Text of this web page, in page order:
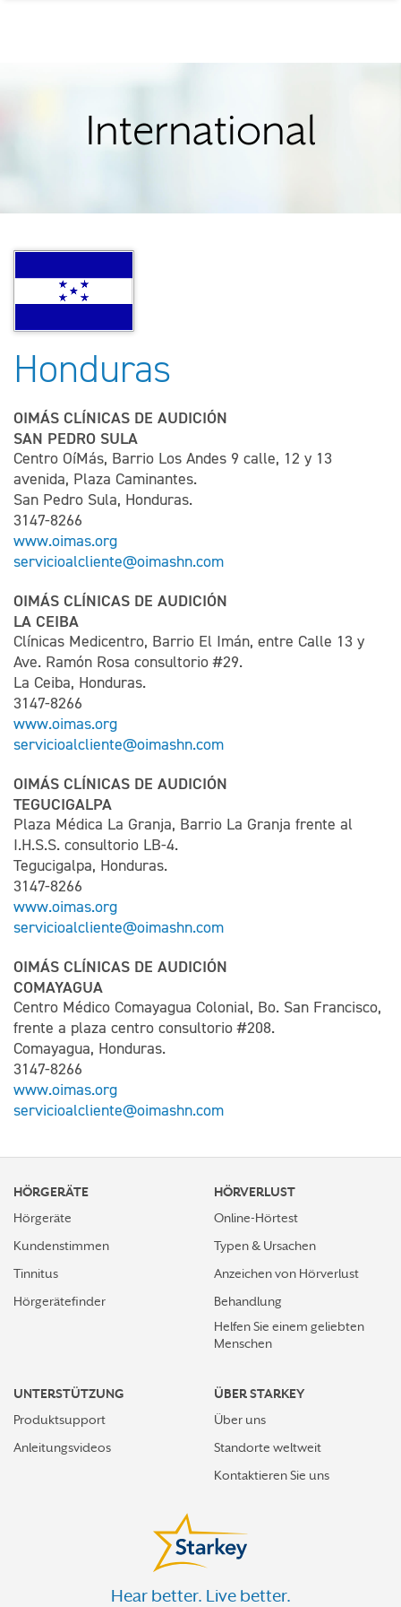
International
Honduras
OIMÁS CLÍNICAS DE AUDICIÓN
SAN PEDRO SULA
Centro OíMás, Barrio Los Andes 9 calle, 12 y 13
avenida, Plaza Caminantes.
San Pedro Sula, Honduras.
3147-8266
www.oimas.org
servicioalcliente@oimashn.com
OIMÁS CLÍNICAS DE AUDICIÓN
LA CEIBA
Clínicas Medicentro, Barrio El Imán, entre Calle 13 y
Ave. Ramón Rosa consultorio #29.
La Ceiba, Honduras.
3147-8266
www.oimas.org
servicioalcliente@oimashn.com
OIMÁS CLÍNICAS DE AUDICIÓN
TEGUCIGALPA
Plaza Médica La Granja, Barrio La Granja frente al
I.H.S.S. consultorio LB-4.
Tegucigalpa, Honduras.
3147-8266
www.oimas.org
servicioalcliente@oimashn.com
OIMÁS CLÍNICAS DE AUDICIÓN
COMAYAGUA
Centro Médico Comayagua Colonial, Bo. San Francisco,
frente a plaza centro consultorio #208.
Comayagua, Honduras.
3147-8266
www.oimas.org
servicioalcliente@oimashn.com
HÖRGERÄTE
Hörgeräte
Kundenstimmen
Tinnitus
Hörgerätefinder
HÖRVERLUST
Online-Hörtest
Typen & Ursachen
Anzeichen von Hörverlust
Behandlung
Helfen Sie einem geliebten
Menschen
UNTERSTÜTZUNG
Produktsupport
Anleitungsvideos
ÜBER STARKEY
Über uns
Standorte weltweit
Kontaktieren Sie uns
Hear better. Live better.